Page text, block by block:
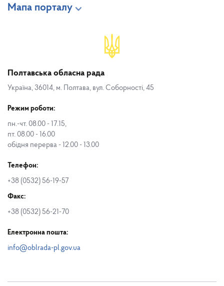
Мапа порталу
Полтавська обласна рада
Україна, 36014, м. Полтава, вул. Соборності, 45
Режим роботи:
пн.-чт. 08.00 - 17.15,
пт. 08.00 - 16.00
обідня перерва - 12.00 - 13.00
Телефон:
+38 (0532) 56-19-57
Факс:
+38 (0532) 56-21-70
Електронна пошта:
info@oblrada-pl.gov.ua